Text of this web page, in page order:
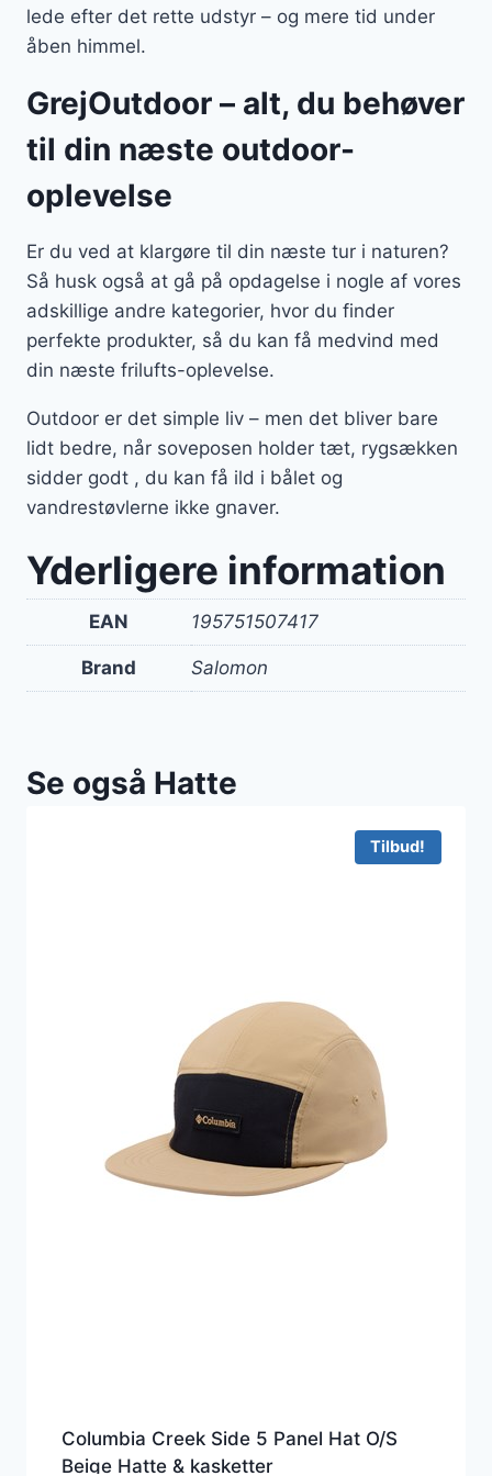
lede efter det rette udstyr – og mere tid under
åben himmel.
GrejOutdoor – alt, du behøver
til din næste outdoor-
oplevelse
Er du ved at klargøre til din næste tur i naturen?
Så husk også at gå på opdagelse i nogle af vores
adskillige andre kategorier, hvor du finder
perfekte produkter, så du kan få medvind med
din næste frilufts-oplevelse.
Outdoor er det simple liv – men det bliver bare
lidt bedre, når soveposen holder tæt, rygsækken
sidder godt , du kan få ild i bålet og
vandrestøvlerne ikke gnaver.
Yderligere information
EAN 195751507417
Brand Salomon
Se også Hatte
Tilbud!
Columbia Creek Side 5 Panel Hat O/S
Beige Hatte & kasketter